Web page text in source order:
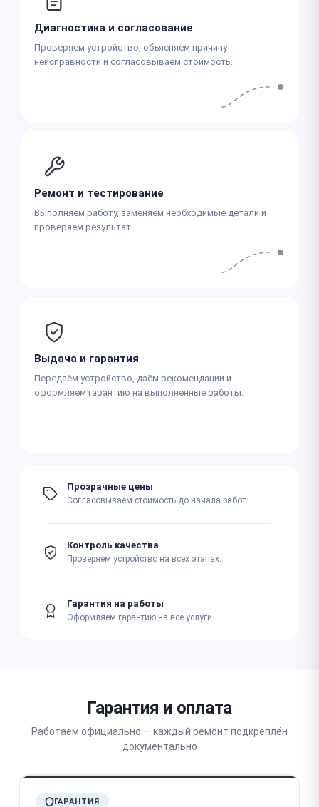
Диагностика и согласование
Проверяем устройство, объясняем причину
неисправности и согласовываем стоимость.
Ремонт и тестирование
Выполняем работу, заменяем необходимые детали и
проверяем результат.
Выдача и гарантия
Передаём устройство, даём рекомендации и
оформляем гарантию на выполненные работы.
Прозрачные цены
Согласовываем стоимость до начала работ.
Контроль качества
Проверяем устройство на всех этапах.
Гарантия на работы
Оформляем гарантию на все услуги.
Гарантия и оплата
Работаем официально — каждый ремонт подкреплён
документально
ГАРАНТИЯ